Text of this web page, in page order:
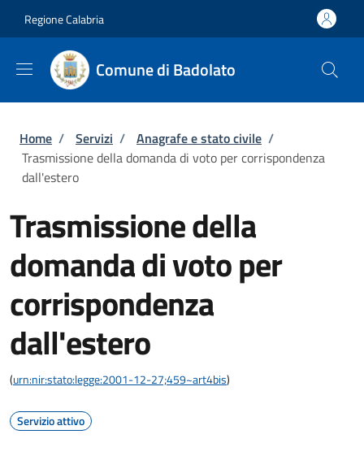
Regione Calabria
Comune di Badolato
Briciole di pane
Home / Servizi / Anagrafe e stato civile /
Trasmissione della domanda di voto per corrispondenza
dall'estero
Trasmissione della
domanda di voto per
corrispondenza
dall'estero
(urn:nir:stato:legge:2001-12-27;459~art4bis)
Servizio attivo